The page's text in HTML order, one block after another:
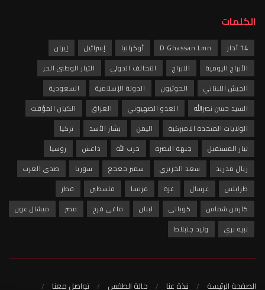
الكلمات
14 آذار D Ghassan Lmn أوكرانيا إسرائيل
إيران
الأبراج اليومية
الابراج التحالف الدولي
التيار الوطني الحر
الجيش اللبناني
الحوثيون الدولة الإسلامية
السعودية
السيد حسن نصرالله
العدو الصهيوني العراق
الكيان المؤقت
الولايات المتحدة الاميركية
اليمن بشار الأسد
تركيا
تيار المستقبل
جبهة النصرة حزب الله داعش
روسيا
ريال مدريد
سعد الحريري سمير جعجع سوريا
صدى العرب
طرابلس
عرسال غزة فرنسا فلسطين
قطر
كارمن شماس
كوباني لبنان ماغي فرح مصر
ميشال عون
نبيه بري
وليد جنبلاط
الصفحة الرئيسة نبذة عنا حالة الطقس تواصل معنا